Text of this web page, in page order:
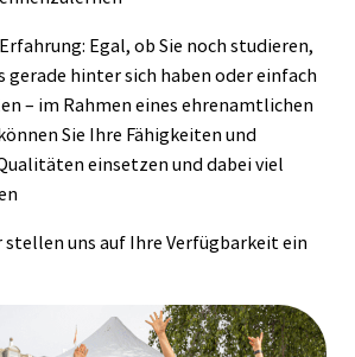
Egal, ob Sie noch studieren,
gerade hinter sich haben oder einfach
– im Rahmen eines ehrenamtlichen
Sie Ihre Fähigkeiten und
einsetzen und dabei viel
uns auf Ihre Verfügbarkeit ein